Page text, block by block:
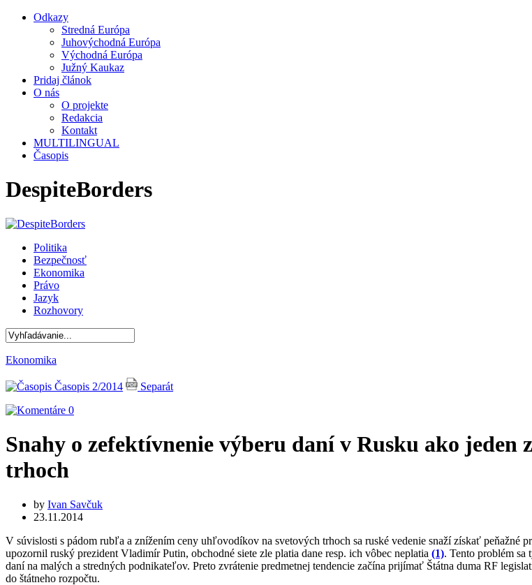
Odkazy
Stredná Európa
Juhovýchodná Európa
Východná Európa
Južný Kaukaz
Pridaj článok
O nás
O projekte
Redakcia
Kontakt
MULTILINGUAL
Časopis
DespiteBorders
Politika
Bezpečnosť
Ekonomika
Právo
Jazyk
Rozhovory
Ekonomika
Časopis 2/2014
Separát
0
Snahy o zefektívnenie výberu daní v Rusku ako jeden
trhoch
by Ivan Savčuk
23.11.2014
V súvislosti s pádom rubľa a znížením ceny uhľovodíkov na svetových trhoch sa ruské vedenie snaží získať
upozornil ruský prezident Vladimír Putin, obchodné siete zle platia dane resp. ich vôbec neplatia (1). Tento problém sa
daní na malých a stredných podnikateľov. Preto zvrátenie predmetnej tendencie začína prijímať Štátna duma RF
do štátneho rozpočtu.